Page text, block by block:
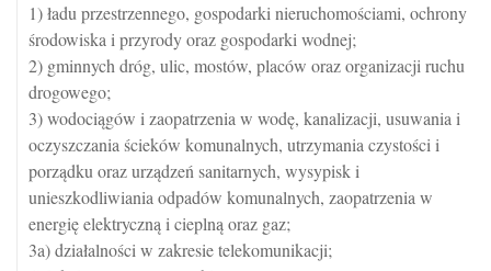
1) ładu przestrzennego, gospodarki nieruchomościami, ochrony
środowiska i przyrody oraz gospodarki wodnej;
2) gminnych dróg, ulic, mostów, placów oraz organizacji ruchu
drogowego;
3) wodociągów i zaopatrzenia w wodę, kanalizacji, usuwania i
oczyszczania ścieków komunalnych, utrzymania czystości i
porządku oraz urządzeń sanitarnych, wysypisk i
unieszkodliwiania odpadów komunalnych, zaopatrzenia w
energię elektryczną i cieplną oraz gaz;
3a) działalności w zakresie telekomunikacji;